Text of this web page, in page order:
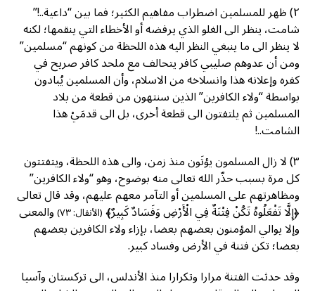
٢) ظهر للمسلمين اضطراب مفاهيم الكثير؛ فما بين “داعية..!”
شامت، ينظر الى الغلو الذي يرفضه أو الأخطاء التي ينقمها؛ لكنه
لا ينظر الى ما ينبغي النظر اليه هذه اللحظة من كونهم “مسلمين”
ومن أن عدوهم صليبي كافر يتحالف مع ملحد كافر صريح في
كفره وإعلانه هذا وانسلاخه من الاسلام، وأن المسلمين يُبادون
بواسطة “ولاء الكافرين” الذين سنتهون من قطعة من بلاد
المسلمين ثم يلتفتون الى قطعة أخرى، بل الى قدمَيْ هذا
الشامت..!
٣) لا زال المسلمون يؤتَون منذ زمن، والى هذه اللحظة، ويتفتتون
كل مرة بسبب حذّر الله تعالى منه بوضوح، وهو “ولاء الكافرين”
ومظاهرتهم على المسلمين أو التآمر معهم عليهم، وقد قال تعالى
﴿إِلَّا تَفْعَلُوهُ تَكُنْ فِتْنَةٌ فِي الْأَرْضِ وَفَسَادٌ كَبِيرٌ﴾(الأنفال: ٧٣) والمعنى
وإلا يوالي المؤمنون بعضهم بعضا، بإزاء ولاء الكافرين بعضهم
بعضا؛ تكن فتنة في الأرض وفساد كبير.
وقد حدثت الفتنة مرارا وتكرارا منذ الأندلس، الى تركستان وآسيا